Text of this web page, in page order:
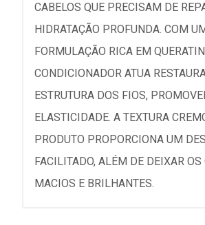
CABELOS QUE PRECISAM DE
HIDRATAÇÃO PROFUNDA. COM
FORMULAÇÃO RICA EM
CONDICIONADOR ATUA
ESTRUTURA DOS FIOS,
ELASTICIDADE. A TEXTURA
PRODUTO PROPORCIONA UM
FACILITADO, ALÉM DE DEIXAR OS
MACIOS E BRILHANTES.